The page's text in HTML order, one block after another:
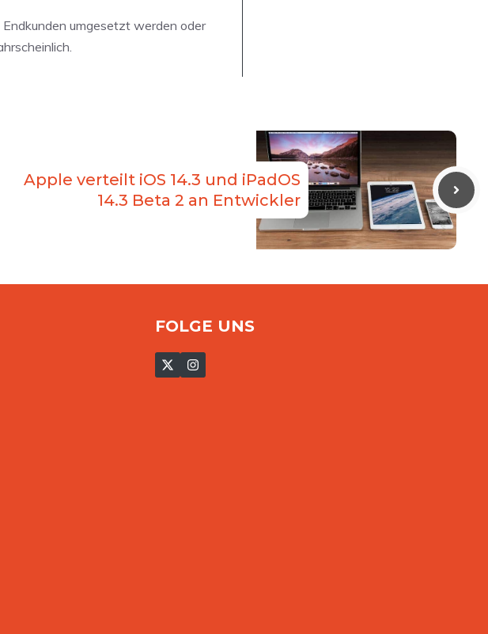
umgesetzt werden oder
Apple verteilt iOS 14.3 und iPadOS
14.3 Beta 2 an Entwickler
FOLGE UNS